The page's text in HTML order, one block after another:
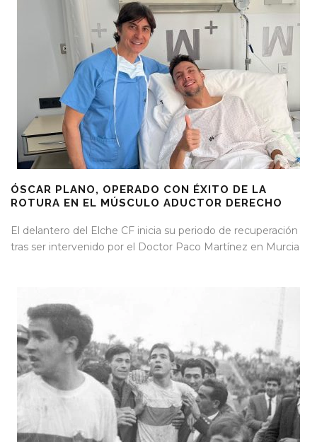
ÓSCAR PLANO, OPERADO CON ÉXITO DE LA
ROTURA EN EL MÚSCULO ADUCTOR DERECHO
El delantero del Elche CF inicia su periodo de recuperación
tras ser intervenido por el Doctor Paco Martínez en Murcia